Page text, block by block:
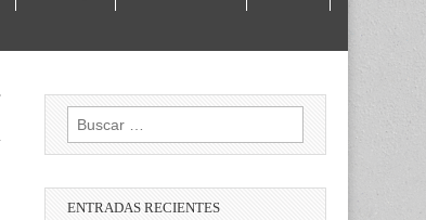
Buscar:
ENTRADAS RECIENTES